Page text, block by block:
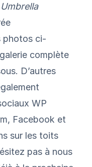
photos ci-
complète
. D’autres
WP
, Facebook et
sur les toits
pas à nous